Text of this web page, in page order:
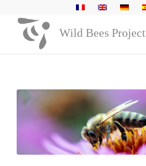
Wild Bees Project
Vous êtes ici :